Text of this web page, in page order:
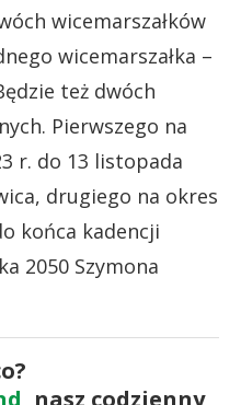
wicemarszałków
wicemarszałka –
też dwóch
Pierwszego na
r. do 13 listopada
drugiego na okres
końca kadencji
2050 Szymona
, nasz codzienny